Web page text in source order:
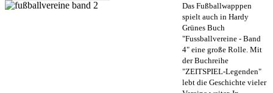
Das Fußballwapppen
spielt auch in Hardy
Grünes Buch
"Fussballvereine - Band
4" eine große Rolle. Mit
der Buchreihe
"ZEITSPIEL-Legenden"
lebt die Geschichte vieler